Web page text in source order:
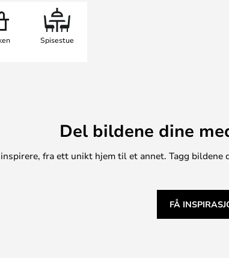
Spisestue
Del bildene dine
fra ett unikt hjem til et annet. Tagg bildene
FÅ